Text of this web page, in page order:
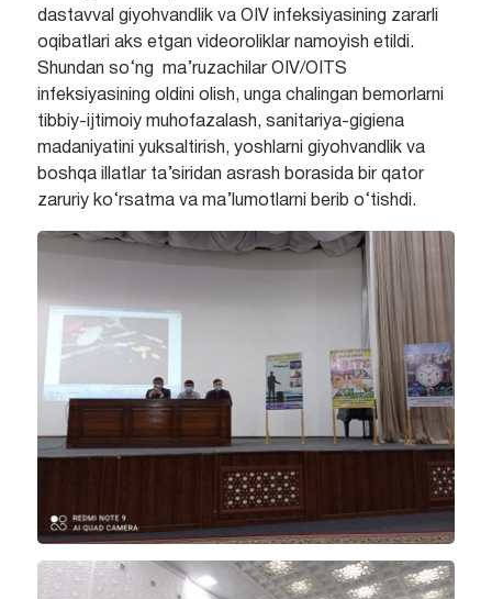
dastavval giyohvandlik va OIV infeksiyasining zararli
oqibatlari aks etgan videoroliklar namoyish etildi.
Shundan so‘ng ma’ruzachilar OIV/OITS
infeksiyasining oldini olish, unga chalingan bemorlarni
tibbiy-ijtimoiy muhofazalash, sanitariya-gigiena
madaniyatini yuksaltirish, yoshlarni giyohvandlik va
boshqa illatlar ta’siridan asrash borasida bir qator
zaruriy ko‘rsatma va ma’lumotlarni berib o‘tishdi.